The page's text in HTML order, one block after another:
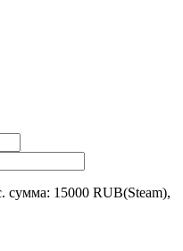
15000 RUB(Steam),